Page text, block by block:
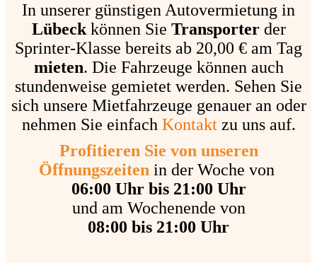
In unserer günstigen Autovermietung in
Lübeckkönnen Sie Transporterder
Sprinter-Klasse bereits ab 20,00 € am Tag
mieten. Die Fahrzeuge können auch
stundenweise gemietet werden. Sehen Sie
sich unsere Mietfahrzeuge genauer an oder
nehmen Sie einfach Kontaktzu uns auf.
Profitieren Sie von unseren
Öffnungszeitenin der Woche von
06:00 Uhr bis 21:00 Uhr
und am Wochenende von
08:00 bis 21:00 Uhr